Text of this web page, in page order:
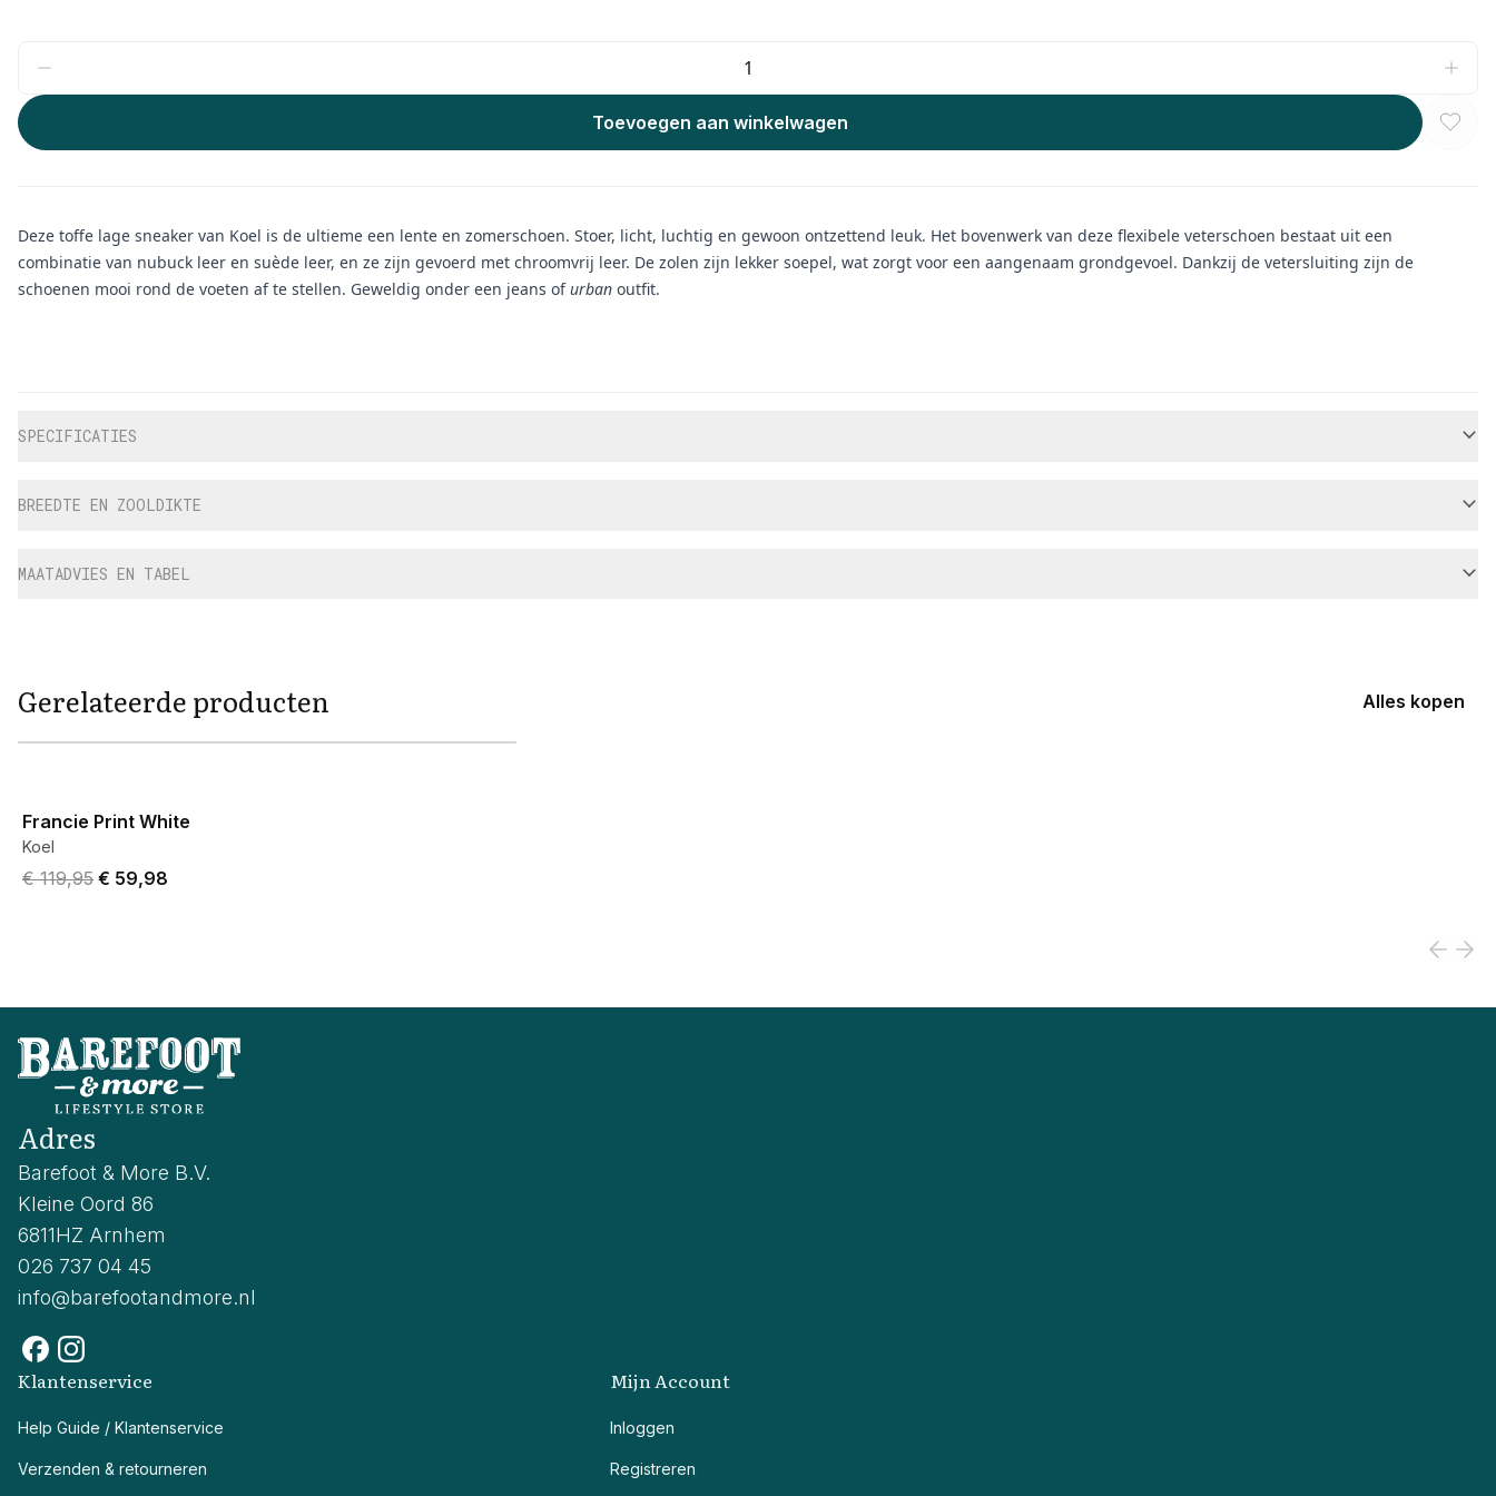
Toevoegen aan winkelwagen
Deze toffe lage sneaker van Koel is de ultieme een lente en zomerschoen. Stoer, licht, luchtig en gewoon ontzettend leuk. Het bovenwerk van deze flexibele veterschoen bestaat uit een
combinatie van nubuck leer en suède leer, en ze zijn gevoerd met chroomvrij leer. De zolen zijn lekker soepel, wat zorgt voor een aangenaam grondgevoel. Dankzij de vetersluiting zijn de
schoenen mooi rond de voeten af te stellen. Geweldig onder een jeans ofurban outfit.
SPECIFICATIES
BREEDTE EN ZOOLDIKTE
MAATADVIES EN TABEL
Gerelateerde producten Alles kopen
Francie Print White
Koel
Original price was € 119,95.
€ 119,95 Current price is € 59,98.
€ 59,98
Adres
Barefoot & More B.V.
Kleine Oord 86
6811HZ Arnhem
026 737 04 45
info@barefootandmore.nl
Klantenservice
Help Guide / Klantenservice
Verzenden & retourneren
Mijn Account
Inloggen
Registreren